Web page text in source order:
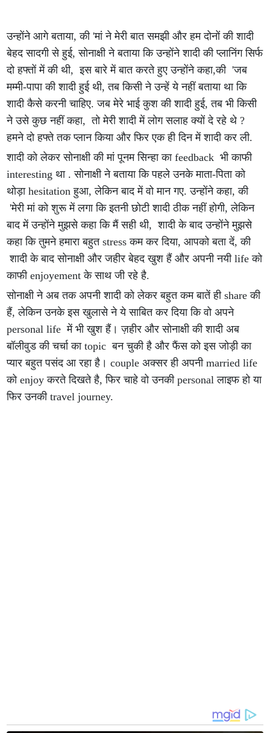
उन्होंने आगे बताया, की 'मां ने मेरी बात समझी और हम दोनों की शादी
बेहद सादगी से हुई, सोनाक्षी ने बताया कि उन्होंने शादी की प्लानिंग सिर्फ
दो हफ्तों में की थी, इस बारे में बात करते हुए उन्होंने कहा,की 'जब
मम्मी-पापा की शादी हुई थी, तब किसी ने उन्हें ये नहीं बताया था कि
शादी कैसे करनी चाहिए. जब मेरे भाई कुश की शादी हुई, तब भी किसी
ने उसे कुछ नहीं कहा, तो मेरी शादी में लोग सलाह क्यों दे रहे थे ?
हमने दो हफ्ते तक प्लान किया और फिर एक ही दिन में शादी कर ली.
शादी को लेकर सोनाक्षी की मां पूनम सिन्हा का feedback भी काफी
interesting था . सोनाक्षी ने बताया कि पहले उनके माता-पिता को
थोड़ा hesitation हुआ, लेकिन बाद में वो मान गए. उन्होंने कहा, की
'मेरी मां को शुरू में लगा कि इतनी छोटी शादी ठीक नहीं होगी, लेकिन
बाद में उन्होंने मुझसे कहा कि मैं सही थी, शादी के बाद उन्होंने मुझसे
कहा कि तुमने हमारा बहुत stress कम कर दिया, आपको बता दें, की
शादी के बाद सोनाक्षी और जहीर बेहद खुश हैं और अपनी नयी life को
काफी enjoyement के साथ जी रहे है.
सोनाक्षी ने अब तक अपनी शादी को लेकर बहुत कम बातें ही share की
हैं, लेकिन उनके इस खुलासे ने ये साबित कर दिया कि वो अपने
personal life में भी खुश हैं। ज़हीर और सोनाक्षी की शादी अब
बॉलीवुड की चर्चा का topic बन चुकी है और फैंस को इस जोड़ी का
प्यार बहुत पसंद आ रहा है। couple अक्सर ही अपनी married life
को enjoy करते दिखते है, फिर चाहे वो उनकी personal लाइफ हो या
फिर उनकी travel journey.